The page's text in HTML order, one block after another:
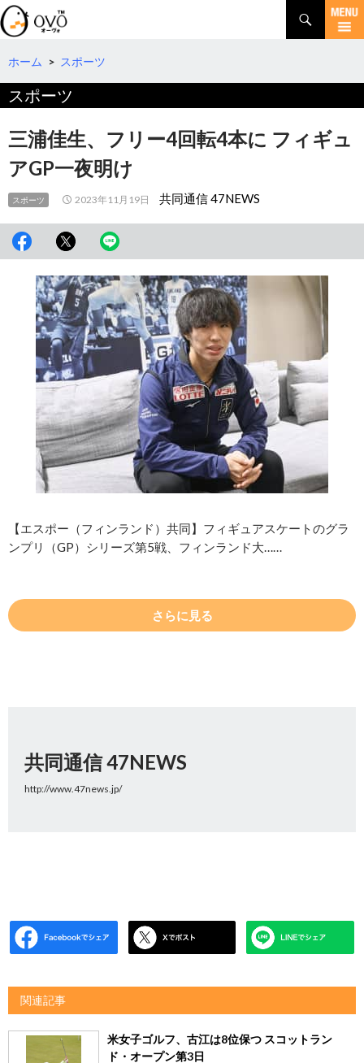
検
索
コ
テ
へ
移
動
ホーム > スポーツ
スポーツ
三浦佳生、フリー4回転4本に フィギュ
アGP一夜明け
スポーツ 2023年11月19日 共同通信 47NEWS
【エスポー（フィンランド）共同】フィギュアスケートのグラ
ンプリ（GP）シリーズ第5戦、フィンランド大……
さらに見る
共同通信 47NEWS
http://www.47news.jp/
関連記事
米女子ゴルフ、古江は8位保つ スコットラン
ド・オープン第3日